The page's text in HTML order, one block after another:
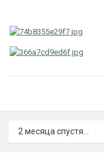
2 месяца спустя...